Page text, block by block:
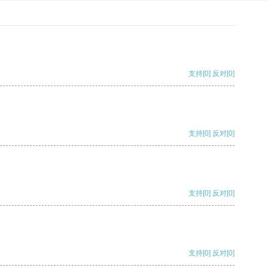
支持[0] 反对[0]
支持[0] 反对[0]
支持[0] 反对[0]
支持[0] 反对[0]